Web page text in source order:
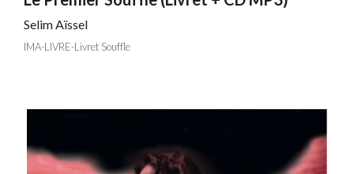
Selim Aïssel
IMA-LIVRE-Livret Souffle